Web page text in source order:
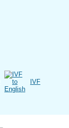
IVF